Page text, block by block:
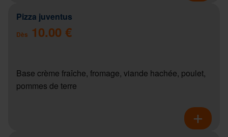
Pizza juventus
Dès 10.00 €
Base crème fraîche, fromage, viande hachée, poulet,
pommes de terre